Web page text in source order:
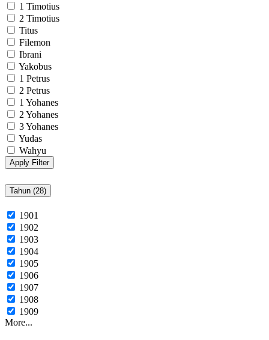
1 Timotius
2 Timotius
Titus
Filemon
Ibrani
Yakobus
1 Petrus
2 Petrus
1 Yohanes
2 Yohanes
3 Yohanes
Yudas
Wahyu
Apply Filter
Tahun (28)
1901
1902
1903
1904
1905
1906
1907
1908
1909
More...